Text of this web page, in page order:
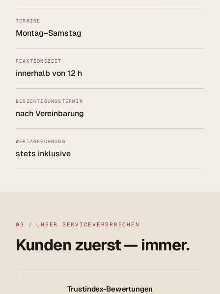
TERMINE
Montag–Samstag
REAKTIONSZEIT
innerhalb von 12 h
BESICHTIGUNGSTERMIN
nach Vereinbarung
WERTANRECHNUNG
stets inklusive
03 / UNSER SERVICEVERSPRECHEN
Kunden zuerst — immer.
Trustindex-Bewertungen